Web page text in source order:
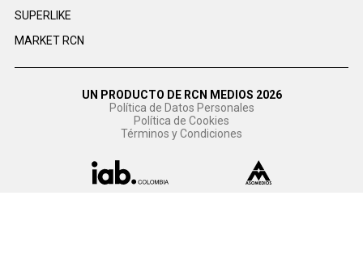
SUPERLIKE
MARKET RCN
UN PRODUCTO DE RCN MEDIOS 2026
Política de Datos Personales
Política de Cookies
Términos y Condiciones